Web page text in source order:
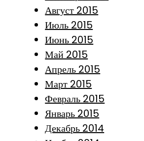
Август 2015
Июль 2015
Июнь 2015
Май 2015
Апрель 2015
Март 2015
Февраль 2015
Январь 2015
Декабрь 2014